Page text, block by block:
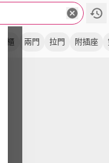
物櫃 兩門 拉門 附插座